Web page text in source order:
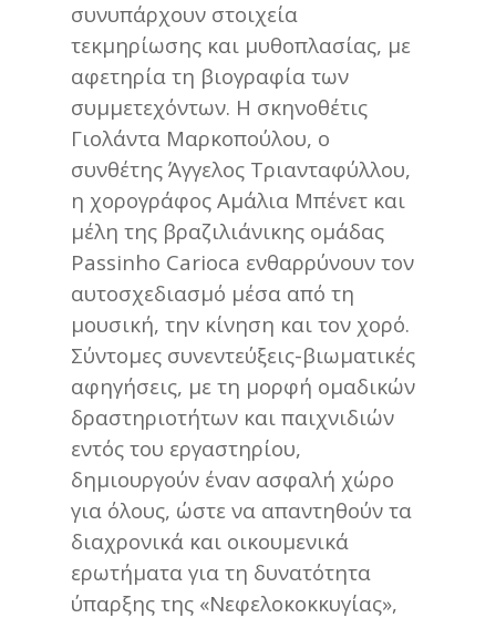
συνυπάρχουν στοιχεία
τεκμηρίωσης και μυθοπλασίας, με
αφετηρία τη βιογραφία των
συμμετεχόντων. Η σκηνοθέτις
Γιολάντα Μαρκοπούλου, ο
συνθέτης Άγγελος Τριανταφύλλου,
η χορογράφος Αμάλια Μπένετ και
μέλη της βραζιλιάνικης ομάδας
Passinho Carioca ενθαρρύνουν τον
αυτοσχεδιασμό μέσα από τη
μουσική, την κίνηση και τον χορό.
Σύντομες συνεντεύξεις-βιωματικές
αφηγήσεις, με τη μορφή ομαδικών
δραστηριοτήτων και παιχνιδιών
εντός του εργαστηρίου,
δημιουργούν έναν ασφαλή χώρο
για όλους, ώστε να απαντηθούν τα
διαχρονικά και οικουμενικά
ερωτήματα για τη δυνατότητα
ύπαρξης της «Νεφελοκοκκυγίας»,